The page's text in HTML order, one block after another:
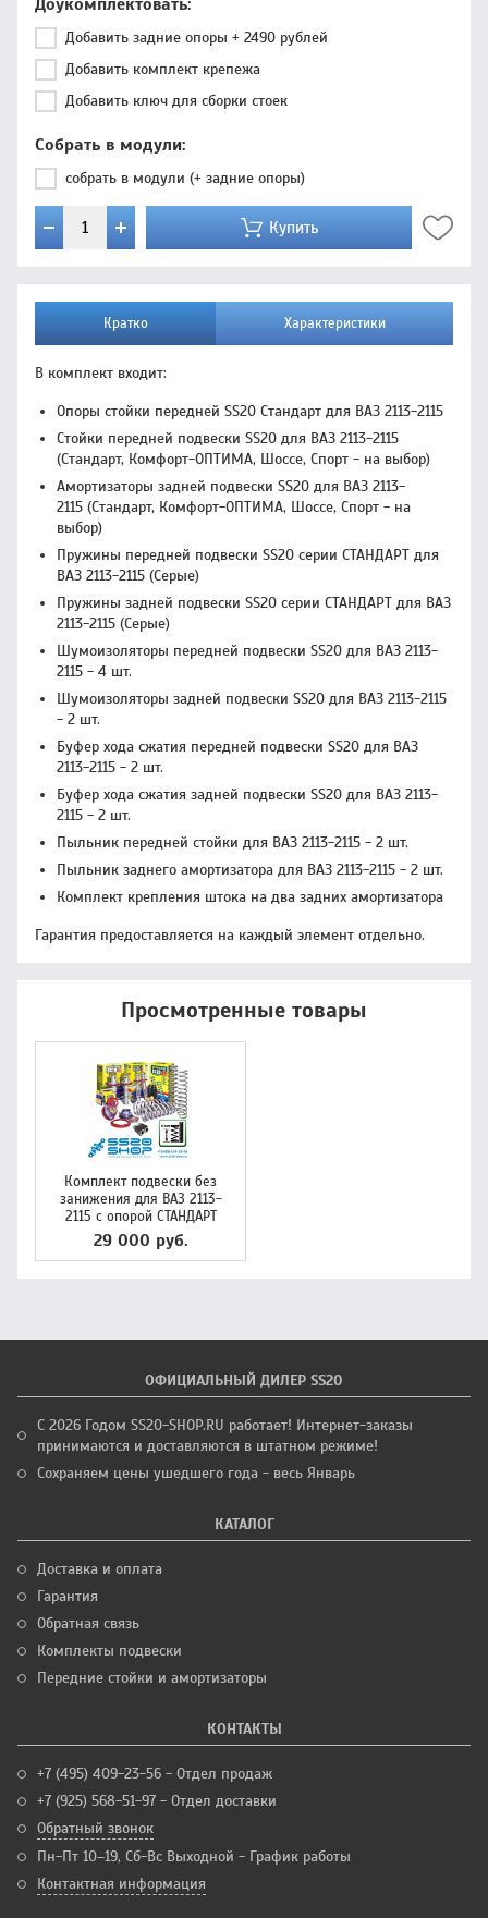
Доукомплектовать
Добавить задние опоры + 2490 рублей
Добавить комплект крепежа
Добавить ключ для сборки стоек
Собрать в модули
собрать в модули (+ задние опоры)
Купить
Кратко Характеристики
В комплект входит:
Опоры стойки передней SS20 Стандарт для ВАЗ 2113-2115
Стойки передней подвески SS20 для ВАЗ 2113-2115
(Стандарт, Комфорт-ОПТИМА, Шоссе, Спорт - на выбор)
Амортизаторы задней подвески SS20 для ВАЗ 2113-
2115 (Стандарт, Комфорт-ОПТИМА, Шоссе, Спорт - на
выбор)
Пружины передней подвески SS20 серии СТАНДАРТ для
ВАЗ 2113-2115 (Серые)
Пружины задней подвески SS20 серии СТАНДАРТ для ВАЗ
2113-2115 (Серые)
Шумоизоляторы передней подвески SS20 для ВАЗ 2113-
2115 - 4 шт.
Шумоизоляторы задней подвески SS20 для ВАЗ 2113-2115
- 2 шт.
Буфер хода сжатия передней подвески SS20 для ВАЗ
2113-2115 - 2 шт.
Буфер хода сжатия задней подвески SS20 для ВАЗ 2113-
2115 - 2 шт.
Пыльник передней стойки для ВАЗ 2113-2115 - 2 шт.
Пыльник заднего амортизатора для ВАЗ 2113-2115 - 2 шт.
Комплект крепления штока на два задних амортизатора
Гарантия предоставляется на каждый элемент отдельно.
Просмотренные товары
Комплект подвески без
занижения для ВАЗ 2113-
2115 с опорой СТАНДАРТ
29 000 руб.
ОФИЦИАЛЬНЫЙ ДИЛЕР SS20
С 2026 Годом SS20-SHOP.RU работает! Интернет-заказы
принимаются и доставляются в штатном режиме!
Сохраняем цены ушедшего года - весь Январь
КАТАЛОГ
Доставка и оплата
Гарантия
Обратная связь
Комплекты подвески
Передние стойки и амортизаторы
КОНТАКТЫ
+7 (495) 409-23-56 - Отдел продаж
+7 (925) 568-51-97 - Отдел доставки
Обратный звонок
Пн-Пт 10–19, Сб-Вс Выходной - График работы
Контактная информация